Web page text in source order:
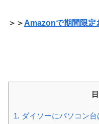
＞＞ Amazonで期間限定
1. ダイソーにパソコン